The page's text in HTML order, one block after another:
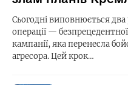
Сьогодні виповнюється два
операції —
кампанії, яка перенесла
агресора. Цей крок…